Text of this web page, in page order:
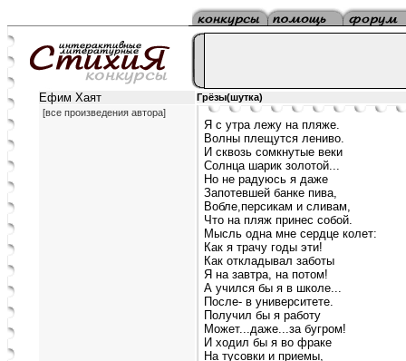
Ефим Хаят
Грёзы(шутка)
[все произведения автора]
Я с утра лежу на пляже.
Волны плещутся лениво.
И сквозь сомкнутые веки
Солнца шарик золотой...
Но не радуюсь я даже
Запотевшей банке пива,
Вобле,персикам и сливам,
Что на пляж принес собой.
Мысль одна мне сердце колет:
Как я трачу годы эти!
Как откладывал заботы
Я на завтра, на потом!
А учился бы я в школе...
После- в университете.
Получил бы я работу
Может...даже...за бугром!
И ходил бы я во фраке
На тусовки и приемы,